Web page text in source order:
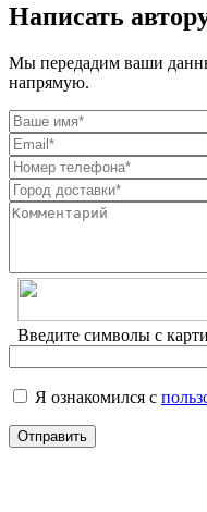
Написать
Мы передадим ваши
напрямую.
Введите символы с
Я ознакомился с